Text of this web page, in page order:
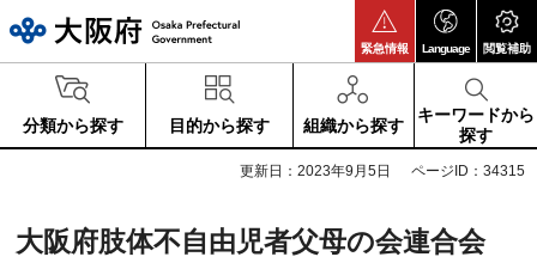
緊急情報 Language 閲覧補助
分類から探す 目的から探す 組織から探す
キーワードから
探す
更新日：2023年9月5日 ページID：34315
大阪府肢体不自由児者父母の会連合会